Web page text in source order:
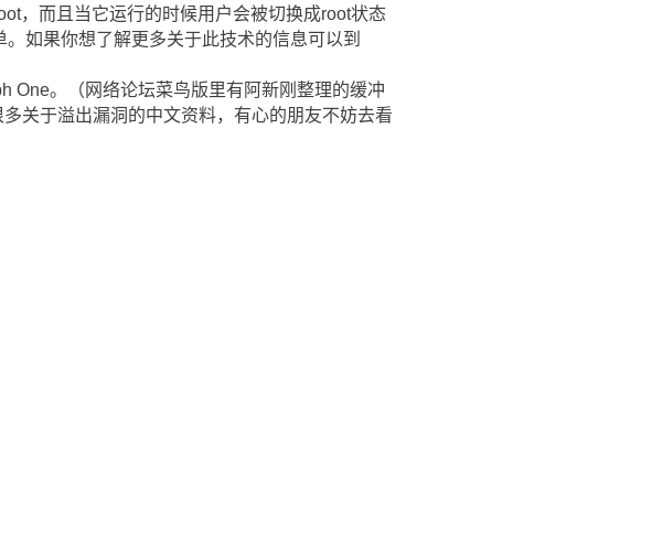
，而且当它运行的时候用户会被切换成root状态
如果你想了解更多关于此技术的信息可以到
One。（网络论坛菜鸟版里有阿新刚整理的缓冲
关于溢出漏洞的中文资料，有心的朋友不妨去看